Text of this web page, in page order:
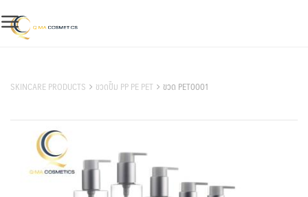
to
content
SKINCARE PRODUCTS ขวดปั๊ม PP PE PET ขวด PET0001